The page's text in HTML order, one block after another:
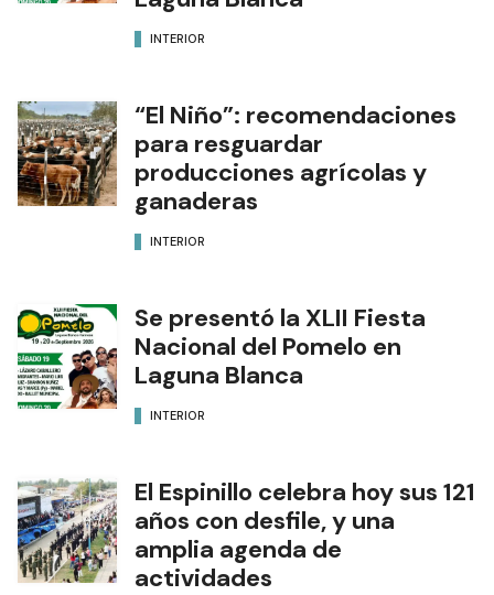
INTERIOR
“El Niño”: recomendaciones
para resguardar
producciones agrícolas y
ganaderas
INTERIOR
Se presentó la XLII Fiesta
Nacional del Pomelo en
Laguna Blanca
INTERIOR
El Espinillo celebra hoy sus 121
años con desfile, y una
amplia agenda de
actividades